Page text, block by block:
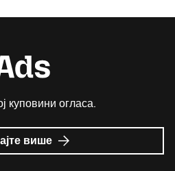
куповини огласа.
више о
Mozilla